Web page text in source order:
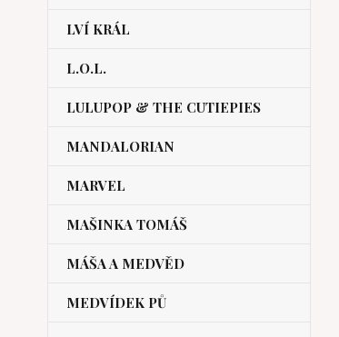
LVÍ KRÁL
L.O.L.
LULUPOP & THE CUTIEPIES
MANDALORIAN
MARVEL
MAŠINKA TOMÁŠ
MÁŠA A MEDVĚD
MEDVÍDEK PŮ